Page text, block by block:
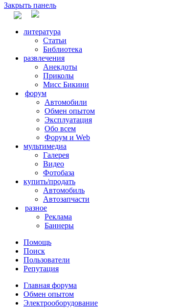
Закрыть панель
литература
Статьи
Библиотека
развлечения
Анекдоты
Приколы
Мисс Бикини
форум
Автомобили
Обмен опытом
Эксплуатация
Обо всем
Форум и Web
мультимедиа
Галерея
Видео
Фотобаза
купить/продать
Автомобиль
Автозапчасти
разное
Реклама
Баннеры
Помощь
Поиск
Пользователи
Репутация
Главная форума
Обмен опытом
Электрооборудование